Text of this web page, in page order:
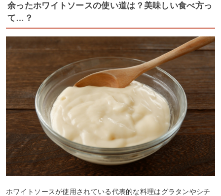
余ったホワイトソースの使い道は？美味しい食べ方っ
て…？
ホワイトソースが使用されている代表的な料理はグラタンやシチ